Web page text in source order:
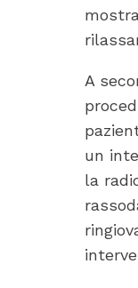
A
un
la